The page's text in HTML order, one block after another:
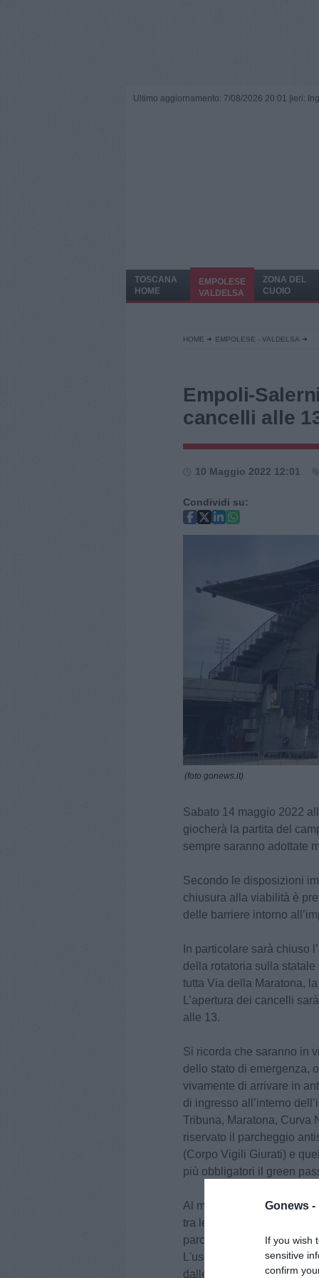
Gonews -
If you wish
sensitive
confirm
Ultimo aggiornamento: 7/08/2026 20:01 | ieri:
TOSCANA
HOME
EMPOLESE
VALDELSA
ZONA DEL
CUOIO
HOME EMPOLESE - VALDELSA
Empoli-
cancelli alle
10 Maggio 2022 12:01
Condividi su:
(foto gonews.it)
Sabato 14 maggio 2022
giocherà la partita del
sempre saranno adottate
Secondo le disposizioni
chiusura alla viabilità è
delle barriere intorno
In particolare sarà chiuso
della rotatoria sulla
tutta Via della Maratona,
L’apertura dei cancelli
alle 13.
Si ricorda che saranno in
dello stato di emergenza,
vivamente di arrivare in
di ingresso all’interno
Tribuna, Maratona, Curva
riservato il parcheggio
(Corpo Vigili Giurati) e
più obbligatori il green
Al momento del deflusso
tra le 17 e le 17.30 sono
parco di Serravalle, e
L'uscita Empoli Est della
dalle 16.45 fino al termine